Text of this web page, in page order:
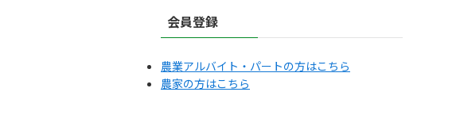
会員登録
農業アルバイト・パートの方はこちら
農家の方はこちら